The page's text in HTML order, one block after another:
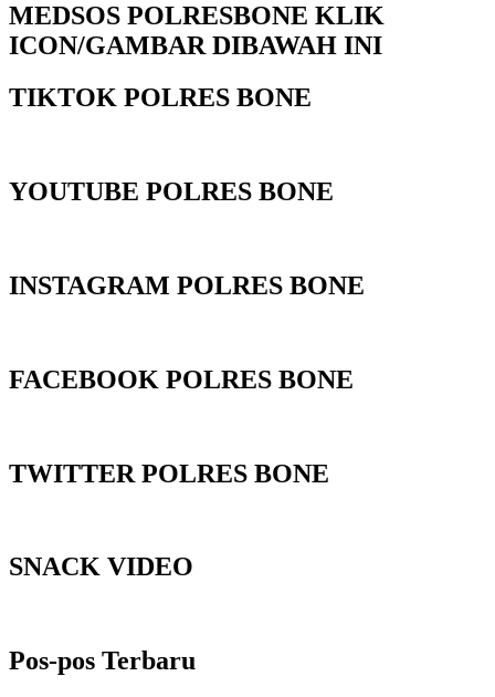
MEDSOS POLRESBONE KLIK
ICON/GAMBAR DIBAWAH INI
TIKTOK POLRES BONE
YOUTUBE POLRES BONE
INSTAGRAM POLRES BONE
FACEBOOK POLRES BONE
TWITTER POLRES BONE
SNACK VIDEO
Pos-pos Terbaru